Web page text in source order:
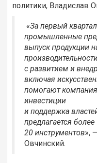
политики, Владислав
«За первый
промышленные
выпуск продукции
с развитием и
включая
помогают
инвестиции
и поддержка
предлагается более
20 инструментов»,
Овчинский.